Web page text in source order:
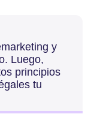
y
Luego,
principios
tu